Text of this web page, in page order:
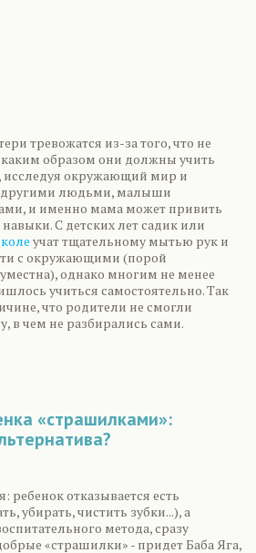
тревожатся из-за того, что не
образом они должны учить
исследуя окружающий мир и
другими людьми, малыши
и именно мама может привить
С детских лет садик или
учат тщательному мытью рук и
с окружающими (порой
однако многим не менее
учиться самостоятельно. Так
что родители не смогли
в чем не разбирались сами.
«страшилками»:
ребенок отказывается есть
убирать, чистить зубки...), а
метода, сразу
«страшилки» - придет Баба Яга,